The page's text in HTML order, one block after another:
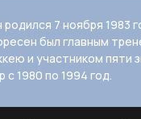
7 ноября 1983
был главным
и участником пяти
с 1980 по 1994 год.